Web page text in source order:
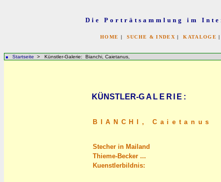
Die Porträtsammlung im
HOME | SUCHE & INDEX |KATALOGE
Startseite > Künstler-Galerie: Bianchi, Caietanus,
KÜNSTLER-GALERIE :
BIANCHI, Caietanus
Stecher in Mailand
Thieme-Becker ...
Kuenstlerbildnis: